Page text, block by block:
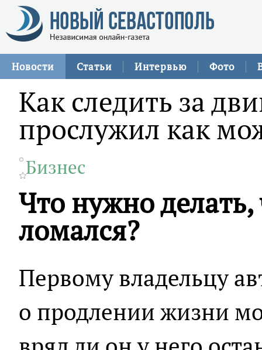
Новости Статьи Интервью Фото
Как следить за
прослужил как
Бизнес
Что нужно
ломался?
Первому владельцу
о продлении жизни